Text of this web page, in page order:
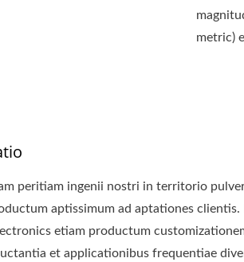
metric)
peritiam ingenii nostri in territorio
aptissimum ad aptationes
etiam productum
et applicationibus frequentiae